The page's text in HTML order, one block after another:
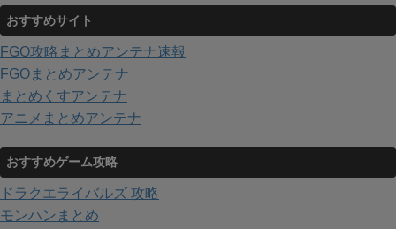
おすすめサイト
FGO攻略まとめアンテナ速報
FGOまとめアンテナ
まとめくすアンテナ
アニメまとめアンテナ
おすすめゲーム攻略
ドラクエライバルズ 攻略
モンハンまとめ